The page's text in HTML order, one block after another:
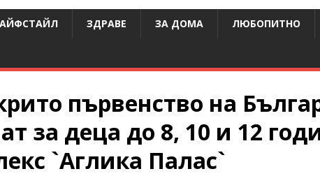
ЗДРАВЕ ЗА ДОМА ЛЮБОПИТНО
първенство на
за деца до 8, 10 и 12
`Аглика Палас`